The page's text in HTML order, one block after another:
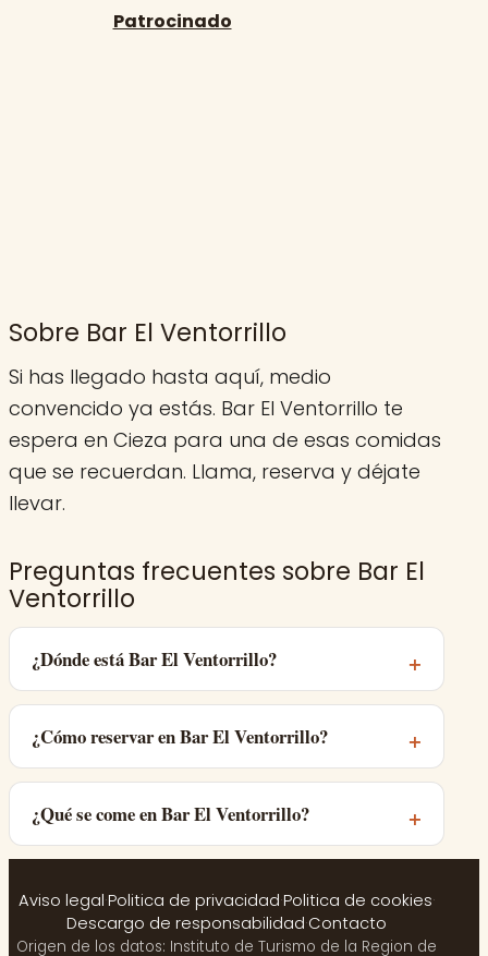
Sobre Bar El Ventorrillo
Si has llegado hasta aquí, medio
convencido ya estás. Bar El Ventorrillo te
espera en Cieza para una de esas comidas
que se recuerdan. Llama, reserva y déjate
llevar.
Preguntas frecuentes sobre Bar El
Ventorrillo
¿Dónde está Bar El Ventorrillo?
¿Cómo reservar en Bar El Ventorrillo?
¿Qué se come en Bar El Ventorrillo?
Aviso legal·Politica de privacidad·Politica de cookies·
Descargo de responsabilidad·Contacto
Origen de los datos: Instituto de Turismo de la Region de